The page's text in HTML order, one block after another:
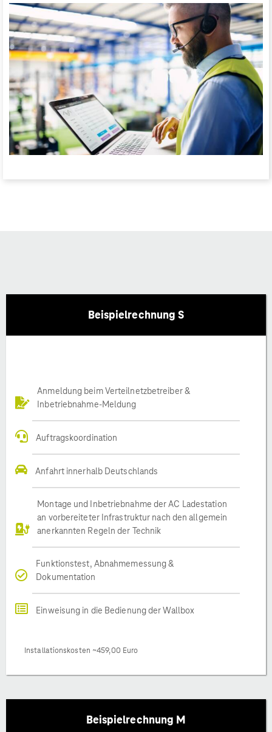
Beispielrechnung S
Anmeldung beim Verteilnetzbetreiber &
Inbetriebnahme-Meldung
Auftragskoordination
Anfahrt innerhalb Deutschlands
Montage und Inbetriebnahme der AC Ladestation
an vorbereiteter Infrastruktur nach den allgemein
anerkannten Regeln der Technik
Funktionstest, Abnahmemessung &
Dokumentation
Einweisung in die Bedienung der Wallbox
Installationskosten ~459,00 Euro
Beispielrechnung M